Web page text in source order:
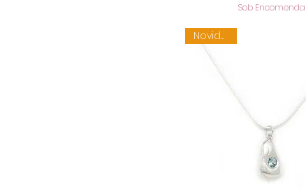
Sob Encomenda
Novidade